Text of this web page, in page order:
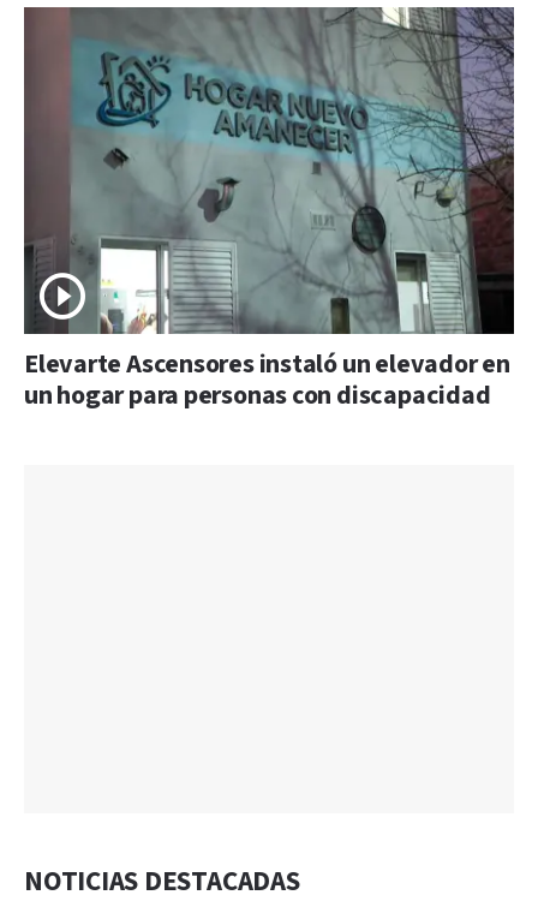
Elevarte Ascensores instaló un elevador en
un hogar para personas con discapacidad
NOTICIAS DESTACADAS